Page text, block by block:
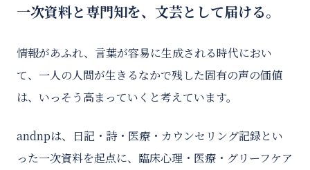
一次資料と専門知を、文芸として届ける。
情報があふれ、言葉が容易に生成される時代におい
て、一人の人間が生きるなかで残した固有の声の価値
は、いっそう高まっていくと考えています。
andnpは、日記・詩・医療・カウンセリング記録とい
った一次資料を起点に、臨床心理・医療・グリーフケア